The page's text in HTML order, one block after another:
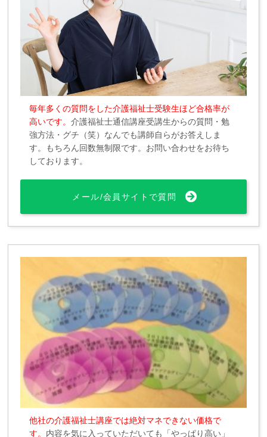
毎年多くの質問をした介護福祉士受験生ほど合格率が
高いです。介護福祉士通信講座受講生からの質問・勉
強方法・グチ（笑）なんでも講師自らがお答えしま
す。もちろん回数無制限です。お問い合わせをお待ち
しております。
メール/会員サイトで質問
他社の介護福祉士講座では絶対マネできない価格で
す。 内容を気に入っていただいても「やっぱり高い」